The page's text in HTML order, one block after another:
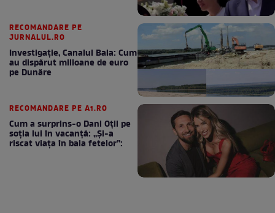
RECOMANDARE PE
JURNALUL.RO
Investigație, Canalul Bala: Cum
au dispărut milioane de euro
pe Dunăre
RECOMANDARE PE A1.RO
Cum a surprins-o Dani Oțil pe
soția lui în vacanță: „Și-a
riscat viața în baia fetelor”: